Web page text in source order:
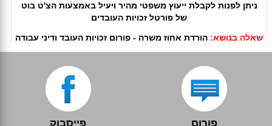
ניתן לפנות לקבלת ייעוץ משפטי מהיר ויעיל באמצעות הצ'ט בוט
של פורטל זכויות העובדים
שאלה בנושא: הורדת אחוז משרה - פורום זכויות העובד ודיני עבודה
פורום פייסבוק